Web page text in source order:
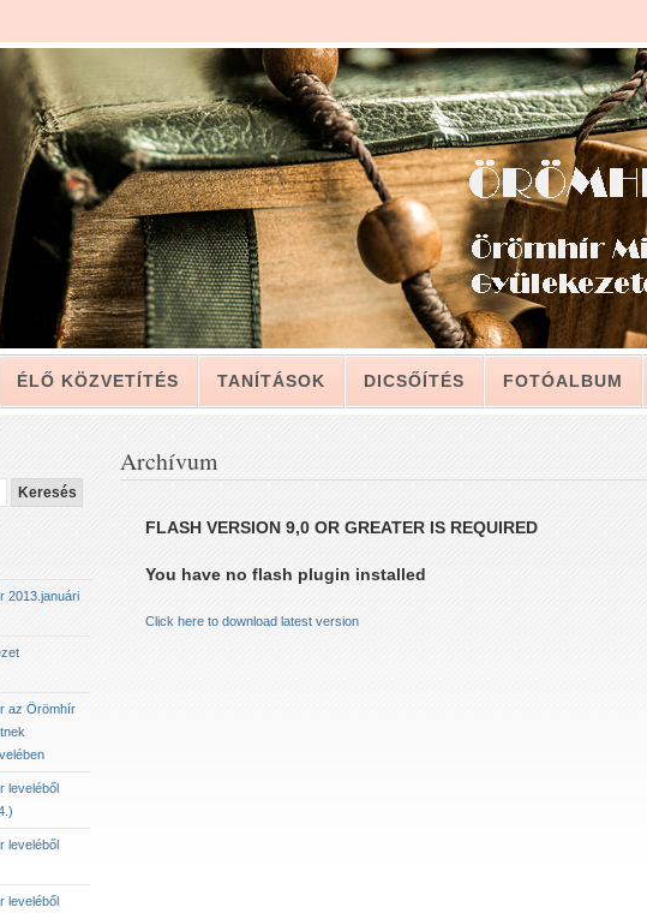
ÉLŐ KÖZVETÍTÉS TANÍTÁSOK DICSŐÍTÉS FOTÓALBUM
PÁSZTOR LEVELÉBŐL, A GYÜLEKEZETNEK (2011. JÚLIUS 12.)
PÁSZTOR LEVELÉBŐL (2011.AUGUSZTUS 24.)
PÁSZTOR LEVELÉBŐL (2011.OKTÓBER 15.)
PÁSZTOR AZ ÖRÖMHÍR MISSZIÓ GYÜLEKEZETNEK KARÁCSONYKOR
LEVELÉBŐL IDÉZET:
2013.januári
az Örömhír
leveléből
leveléből
leveléből
Archívum
FLASH VERSION 9,0 OR GREATER IS REQUIRED
You have no flash plugin installed
Click here to download latest version